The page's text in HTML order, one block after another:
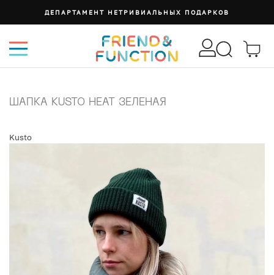
ДЕПАРТАМЕНТ НЕТРИВИАЛЬНЫХ ПОДАРКОВ
ШАПКА KUSTO HEAT ЗЕЛЕНАЯ
Kusto